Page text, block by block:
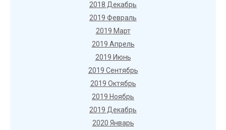
2018 Декабрь
2019 Февраль
2019 Март
2019 Апрель
2019 Июнь
2019 Сентябрь
2019 Октябрь
2019 Ноябрь
2019 Декабрь
2020 Январь